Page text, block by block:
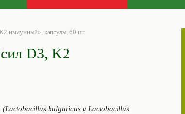
иммунный», капсулы, 60 шт
D3, K2
(Lactobacillus bulgaricus и Lactobacillus